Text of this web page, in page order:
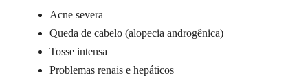
Acne severa
Queda de cabelo (alopecia androgênica)
Tosse intensa
Problemas renais e hepáticos